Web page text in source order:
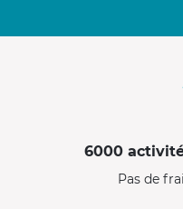
6000
Pas de